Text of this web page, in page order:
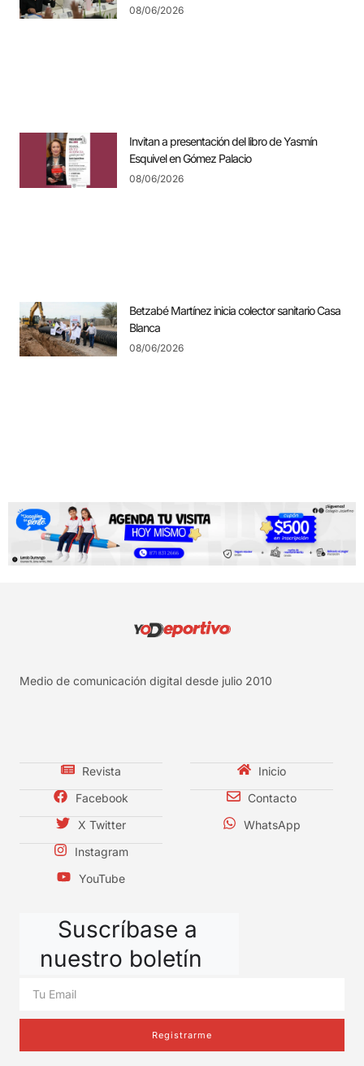
08/06/2026
Invitan a presentación del libro de Yasmín
Esquivel en Gómez Palacio
08/06/2026
Betzabé Martínez inicia colector sanitario Casa
Blanca
08/06/2026
Medio de comunicación digital desde julio 2010
Revista
Facebook
X Twitter
Instagram
YouTube
Inicio
Contacto
WhatsApp
Suscríbase a
nuestro boletín
Registrarme